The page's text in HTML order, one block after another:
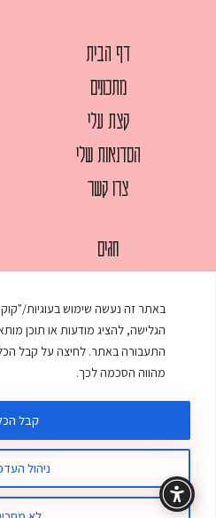
באתר זה נעשה שימוש בעוגיות/
הגלישה, להציג מודעות או תוכן
התעבורה באתר. לחיצה על קבל
מהווה הסכמה לכך.
ניהול
קבל
דף הבית
מתכונים
קצת עלי
הסדנאות שלי
צרו קשר
חגים
מאפים
ממולאים
מרקים
© כל הזכויות שמורות לענת אלישע |
תקנון האתר